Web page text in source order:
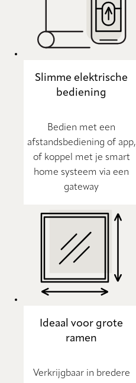
Slimme elektrische
bediening
Bedien met een
afstandsbediening of app,
of koppel met je smart
home systeem via een
gateway
Ideaal voor grote
ramen
Verkrijgbaar in bredere